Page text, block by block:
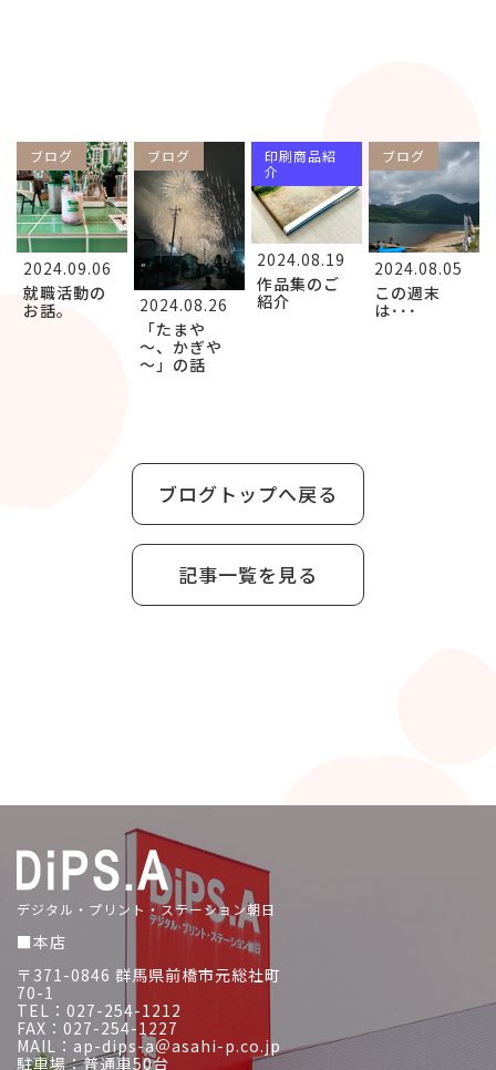
ブログ
2024.09.06
就職活動の
お話。
ブログ
2024.08.26
「たまや
～、かぎや
～」の話
印刷商品紹
介
2024.08.19
作品集のご
紹介
ブログ
2024.08.05
この週末
は･･･
ブログトップへ戻る
記事一覧を見る
デジタル・プリント・ステーション朝日
■本店
〒371-0846 群馬県前橋市元総社町
70-1
TEL：027-254-1212
FAX：027-254-1227
MAIL：ap-dips-a＠asahi-p.co.jp
駐車場：普通車50台